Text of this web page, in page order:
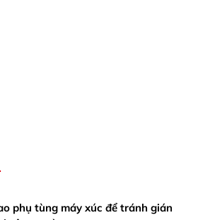
phụ tùng máy xúc để tránh gián